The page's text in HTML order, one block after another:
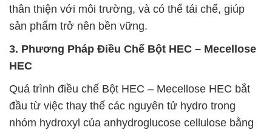
thân thiện với môi trường, và có thể tái chế, giúp
sản phẩm trở nên bền vững.
3. Phương Pháp Điều Chế Bột HEC – Mecellose
HEC
Quá trình điều chế Bột HEC – Mecellose HEC bắt
đầu từ việc thay thế các nguyên tử hydro trong
nhóm hydroxyl của anhydroglucose cellulose bằng